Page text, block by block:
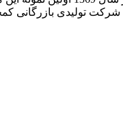
سال 1374 آغاز و سال 1375 با بهره گیری از یراق